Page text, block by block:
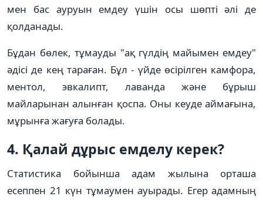
мен бас ауруын емдеу үшін осы шөпті әлі де
қолданады.
Бұдан бөлек, тұмауды "ақ гүлдің майымен емдеу"
әдісі де кең тараған. Бұл - үйде өсірілген камфора,
ментол, эвкалипт, лаванда және бұрыш
майларынан алынған қоспа. Оны кеуде аймағына,
мұрынға жағуға болады.
4. Қалай дұрыс емделу керек?
Статистика бойынша адам жылына орташа
есеппен 21 күн тұмаумен ауырады. Егер адамның